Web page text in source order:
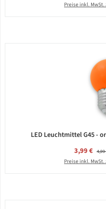
Preise inkl.
LED Leuchtmittel G45 -
3,99 € 4,99
Preise inkl.